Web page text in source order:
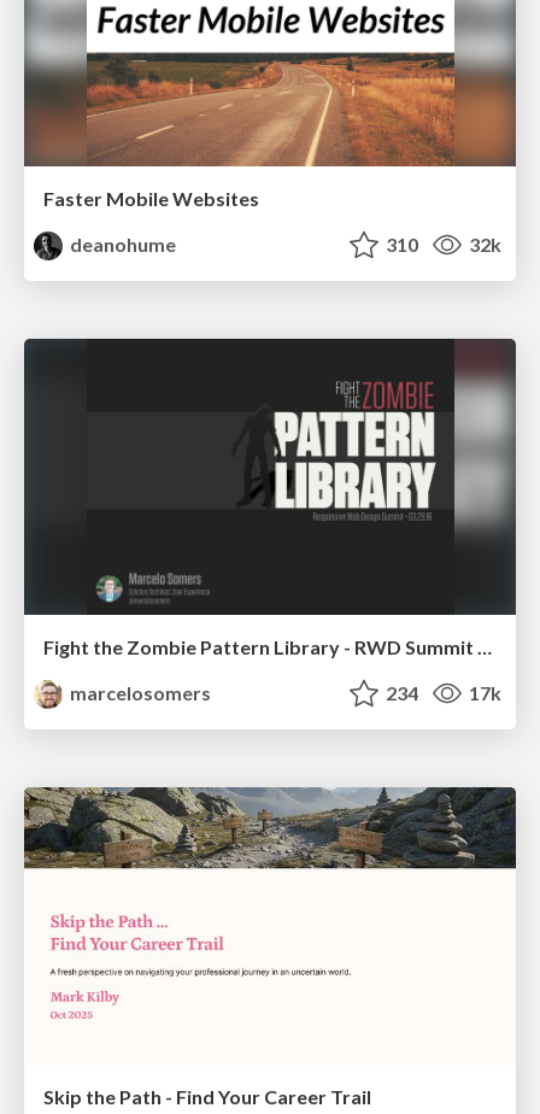
Faster Mobile Websites
deanohume
310 32k
Fight the Zombie Pattern Library - RWD Summit 2016
marcelosomers
234 17k
Skip the Path - Find Your Career Trail